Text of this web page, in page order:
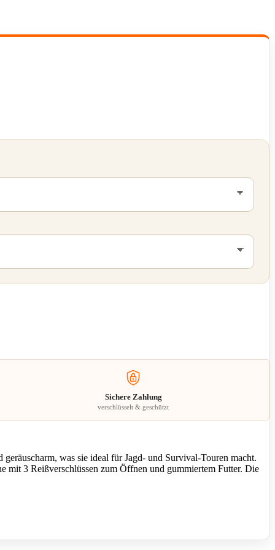
Sichere Zahlung
verschlüsselt & geschützt
was sie ideal für Jagd- und Survival-Touren macht.
mit 3 Reißverschlüssen zum Öffnen und gummiertem Futter. Die